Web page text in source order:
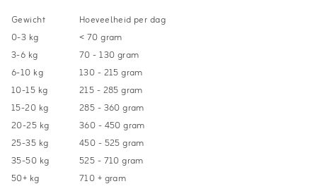
Gewicht
Hoeveelheid per dag
0-3 kg
< 70 gram
3-6 kg
70 - 130 gram
6-10 kg
130 - 215 gram
10-15 kg
215 - 285 gram
15-20 kg
285 - 360 gram
20-25 kg
360 - 450 gram
25-35 kg
450 - 525 gram
35-50 kg
525 - 710 gram
50+ kg
710 + gram